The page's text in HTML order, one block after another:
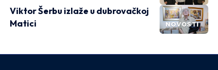
NOVOSTI
Viktor Šerbu izlaže u dubrovačkoj
Matici